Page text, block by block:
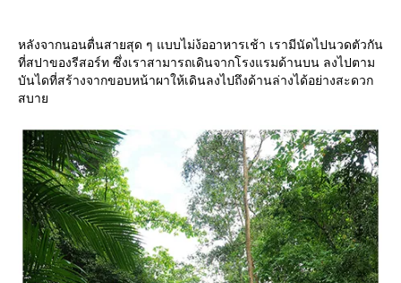
หลังจากนอนตื่นสายสุด ๆ แบบไม่ง้ออาหารเช้า เรามีนัดไปนวดตัวกัน
ที่สปาของรีสอร์ท ซึ่งเราสามารถเดินจากโรงแรมด้านบน ลงไปตาม
บันไดที่สร้างจากขอบหน้าผาให้เดินลงไปถึงด้านล่างได้อย่างสะดวก
สบา